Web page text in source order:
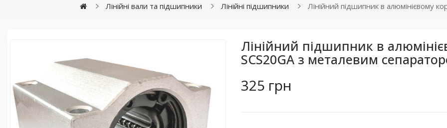
Лінійні вали та підшипники Лінійні підшипники Лінійний підшипник в алюмінієвому
Лінійний підшипник в
SCS20GA з металевим
325 грн